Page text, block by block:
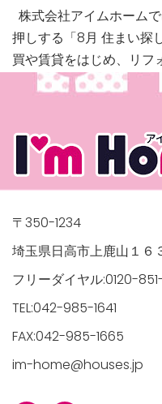
株式会社アイムホーム
押しする「8月 住まい探
買や賃貸をはじめ、リフ
不動産に関するあらゆ
〒350-1234
埼玉県日高市上鹿山１６
フリーダイヤル:0120-
TEL:042-985-1641
FAX:042-985-1665
im-home@houses.jp